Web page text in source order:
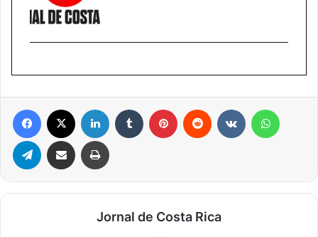
Facebook Linkedin Tumblr Pinterest Reddit
Telegram Compartilhar via e-mail Imprimir
Jornal de Costa Rica